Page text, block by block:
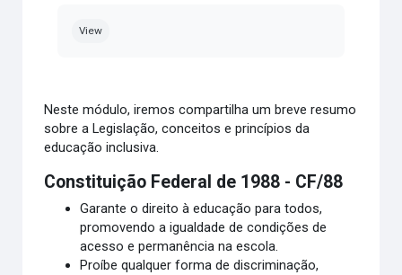
View
Neste módulo, iremos compartilha um breve resumo
sobre a Legislação, conceitos e princípios da
educação inclusiva.
Constituição Federal de 1988 - CF/88
Garante o direito à educação para todos,
promovendo a igualdade de condições de
acesso e permanência na escola.
Proíbe qualquer forma de discriminação,